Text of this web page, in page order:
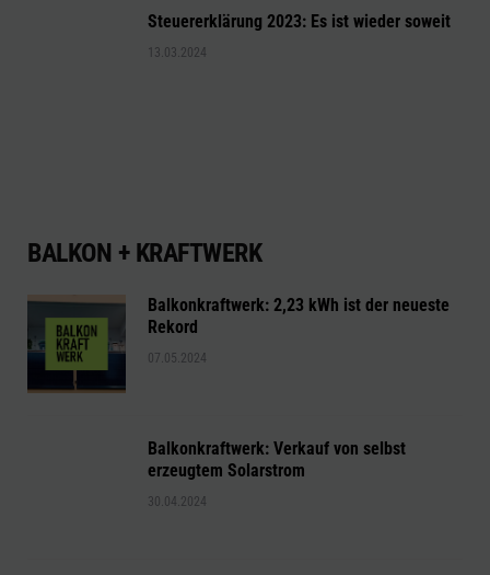
Steuererklärung 2023: Es ist wieder soweit
13.03.2024
BALKON + KRAFTWERK
Balkonkraftwerk: 2,23 kWh ist der neueste
Rekord
07.05.2024
Balkonkraftwerk: Verkauf von selbst
erzeugtem Solarstrom
30.04.2024